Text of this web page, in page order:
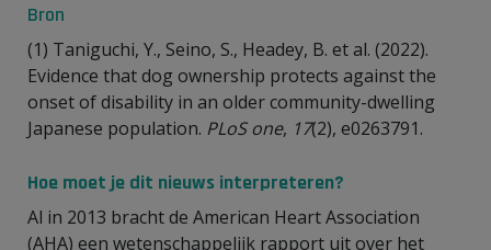
Bron
(1) Taniguchi, Y., Seino, S., Headey, B. et al. (2022).
Evidence that dog ownership protects against the
onset of disability in an older community-dwelling
Japanese population. PLoS one, 17(2), e0263791.
Hoe moet je dit nieuws interpreteren?
Al in 2013 bracht de American Heart Association
(AHA) een wetenschappelijk rapport uit over het